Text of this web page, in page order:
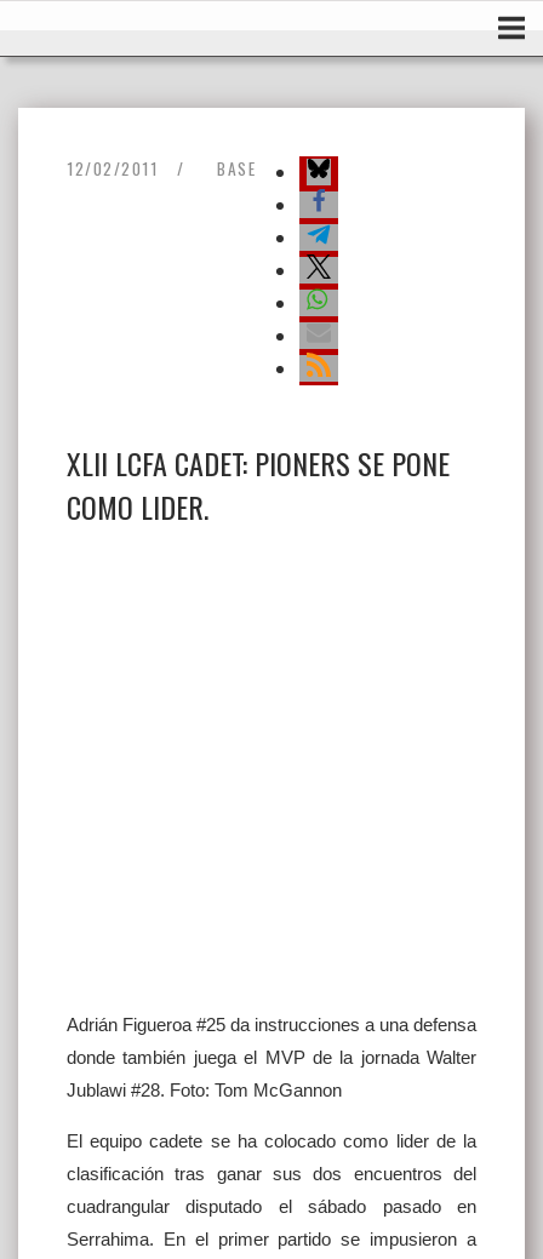
12/02/2011 BASE
XLII LCFA CADET: PIONERS SE PONE
COMO LIDER.
Adrián Figueroa #25 da instrucciones a una defensa
donde también juega el MVP de la jornada Walter
Jublawi #28. Foto: Tom McGannon
El equipo cadete se ha colocado como lider de la
clasificación tras ganar sus dos encuentros del
cuadrangular disputado el sábado pasado en
Serrahima. En el primer partido se impusieron a